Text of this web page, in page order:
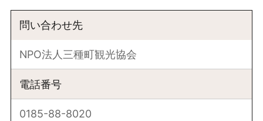
問い合わせ先
NPO法人三種町観光協会
電話番号
0185-88-8020